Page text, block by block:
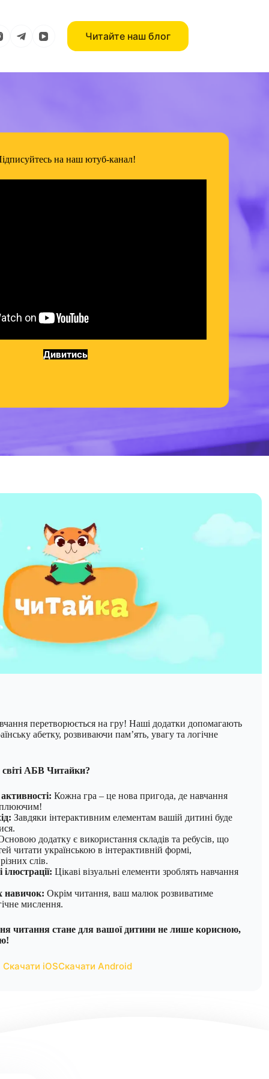
Читайте наш блог
на наш ютуб-канал!
Дивитись
перетворюється на гру! Наші додатки допомагають
абетку, розвиваючи пам’ять, увагу та логічне
АБВ Читайки?
Кожна гра – це нова пригода, де навчання
Завдяки інтерактивним елементам вашій дитині буде
додатку є використання складів та ребусів, що
читати українською в інтерактивній формі,
слів.
Цікаві візуальні елементи зроблять навчання
навичок: Окрім читання, ваш малюк розвиватиме
мислення.
читання стане для вашої дитини не лише корисною,
Скачати iOSСкачати Android